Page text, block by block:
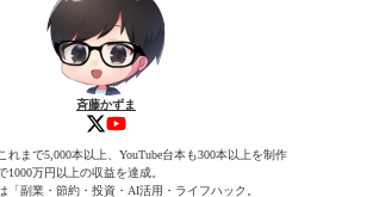
斉藤かずま
れまで5,000本以上、YouTube台本も300本以上を制作
1000万円以上の収益を達成。
「副業・節約・投資・AI活用・ライフハック。